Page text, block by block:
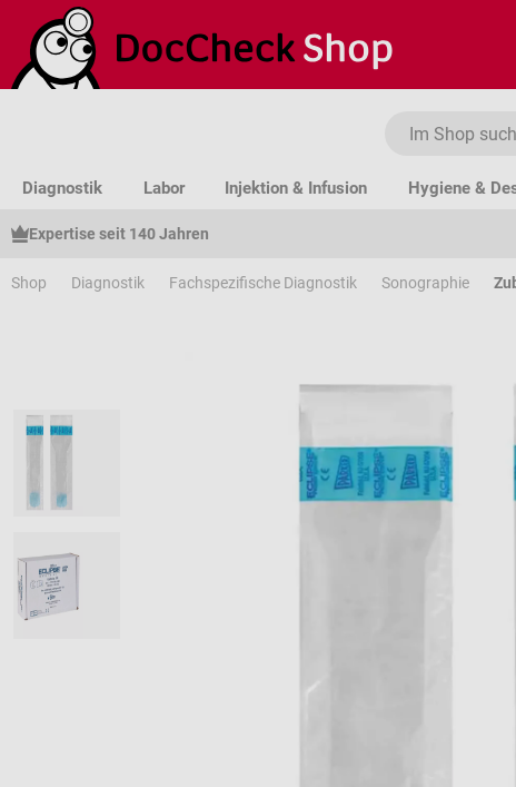
Hauptinhalt springen
Zur Suche springen
Zur Hauptnavigation springen
Diagnostik Labor Injektion & Infusion Hygiene &
Expertise seit 140 Jahren
Shop Diagnostik Fachspezifische Diagnostik Sonographie